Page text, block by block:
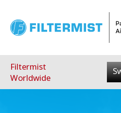
Filtermist
Worldwide